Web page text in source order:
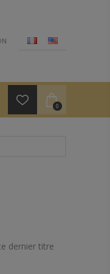
0
dernier titre